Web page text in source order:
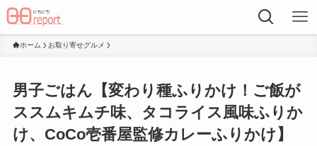
ホーム お取り寄せグルメ
男子ごはん【変わり種ふりかけ！ご飯が
ススムキムチ味、タコライス風味ふりか
け、CoCo壱番屋監修カレーふりかけ】